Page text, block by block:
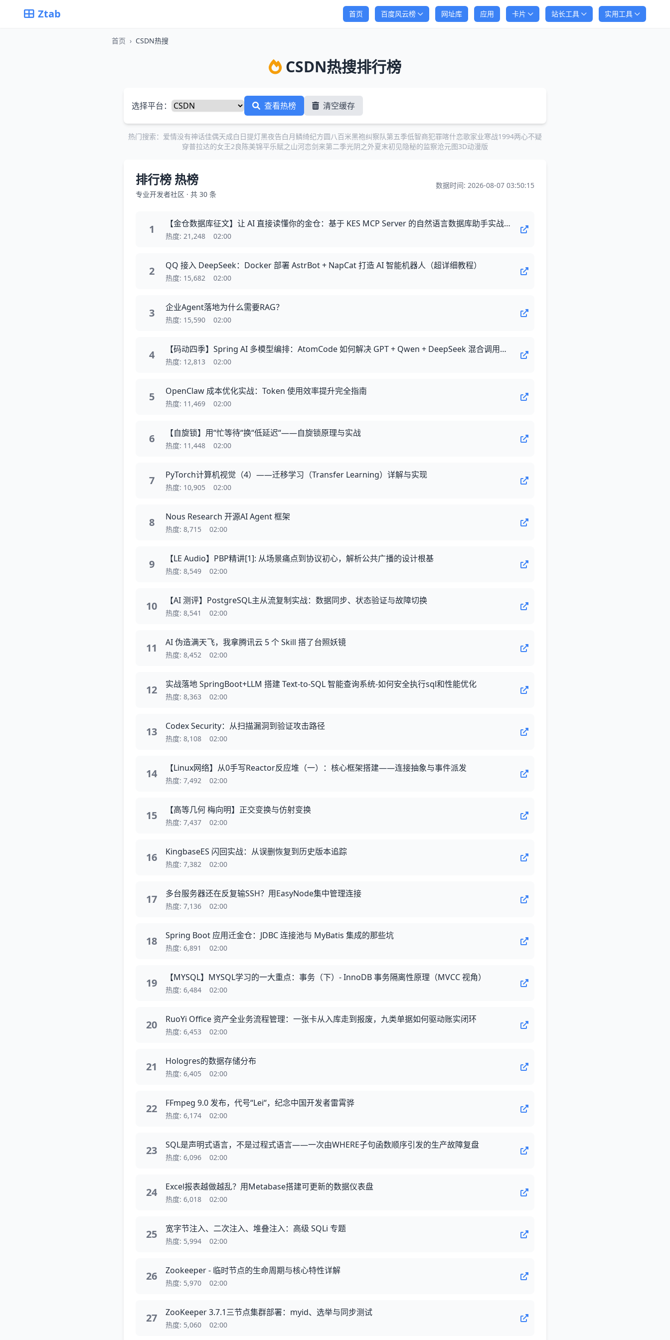
Ztab 首页 百度风云榜 网址库 应用 卡片 站长工具 实用工具
首页 › CSDN热搜
CSDN热搜排行榜
选择平台： 查看热榜 清空缓存
热门搜索： 爱情没有神话佳偶天成白日提灯黑夜告白月鳞绮纪方圆八百米黑袍纠察队第五季低智商犯罪喀什恋歌家业寒战1994两心不疑
穿普拉达的女王2良陈美锦平乐赋之山河恋剑来第二季光阴之外夏末初见隐秘的监察沧元图3D动漫版
排行榜 热榜
专业开发者社区 · 共 30 条
数据时间: 2026-08-07 03:50:15
1 【金仓数据库征文】让 AI 直接读懂你的金仓：基于 KES MCP Server 的自然语言数据库助手实战（Trae + DeepSeek）
热度: 21,248 02:00
2 QQ 接入 DeepSeek：Docker 部署 AstrBot + NapCat 打造 AI 智能机器人（超详细教程）
热度: 15,682 02:00
3 企业Agent落地为什么需要RAG？
热度: 15,590 02:00
4 【码动四季】Spring AI 多模型编排：AtomCode 如何解决 GPT + Qwen + DeepSeek 混合调用的一致性难题
热度: 12,813 02:00
5 OpenClaw 成本优化实战：Token 使用效率提升完全指南
热度: 11,469 02:00
6 【自旋锁】用“忙等待“换“低延迟“——自旋锁原理与实战
热度: 11,448 02:00
7 PyTorch计算机视觉（4）——迁移学习（Transfer Learning）详解与实现
热度: 10,905 02:00
8 Nous Research 开源AI Agent 框架
热度: 8,715 02:00
9 【LE Audio】PBP精讲[1]: 从场景痛点到协议初心，解析公共广播的设计根基
热度: 8,549 02:00
10 【AI 测评】PostgreSQL主从流复制实战：数据同步、状态验证与故障切换
热度: 8,541 02:00
11 AI 伪造满天飞，我拿腾讯云 5 个 Skill 搭了台照妖镜
热度: 8,452 02:00
12 实战落地 SpringBoot+LLM 搭建 Text-to-SQL 智能查询系统-如何安全执行sql和性能优化
热度: 8,363 02:00
13 Codex Security：从扫描漏洞到验证攻击路径
热度: 8,108 02:00
14 【Linux网络】从0手写Reactor反应堆（一）：核心框架搭建——连接抽象与事件派发
热度: 7,492 02:00
15 【高等几何 梅向明】正交变换与仿射变换
热度: 7,437 02:00
16 KingbaseES 闪回实战：从误删恢复到历史版本追踪
热度: 7,382 02:00
17 多台服务器还在反复输SSH？用EasyNode集中管理连接
热度: 7,136 02:00
18 Spring Boot 应用迁金仓：JDBC 连接池与 MyBatis 集成的那些坑
热度: 6,891 02:00
19 【MYSQL】MYSQL学习的一大重点：事务（下）- InnoDB 事务隔离性原理（MVCC 视角）
热度: 6,484 02:00
20 RuoYi Office 资产全业务流程管理：一张卡从入库走到报废，九类单据如何驱动账实闭环
热度: 6,453 02:00
21 Hologres的数据存储分布
热度: 6,405 02:00
22 FFmpeg 9.0 发布，代号“Lei“，纪念中国开发者雷霄骅
热度: 6,174 02:00
23 SQL是声明式语言，不是过程式语言——一次由WHERE子句函数顺序引发的生产故障复盘
热度: 6,096 02:00
24 Excel报表越做越乱？用Metabase搭建可更新的数据仪表盘
热度: 6,018 02:00
25 宽字节注入、二次注入、堆叠注入：高级 SQLi 专题
热度: 5,994 02:00
26 Zookeeper - 临时节点的生命周期与核心特性详解
热度: 5,970 02:00
27 ZooKeeper 3.7.1三节点集群部署：myid、选举与同步测试
热度: 5,060 02:00